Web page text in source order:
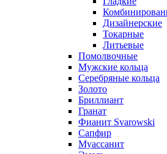
Дизайнерские
Токарные
Литьевые
Помолвочные
Мужские кольца
Серебряные кольца
Золото
Бриллиант
Гранат
Фианит Svarowski
Сапфир
Муассанит